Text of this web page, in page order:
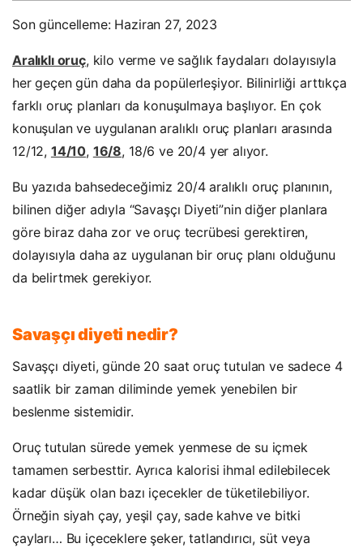
Son güncelleme: Haziran 27, 2023
Aralıklı oruç, kilo verme ve sağlık faydaları dolayısıyla
her geçen gün daha da popülerleşiyor. Bilinirliği arttıkça
farklı oruç planları da konuşulmaya başlıyor. En çok
konuşulan ve uygulanan aralıklı oruç planları arasında
12/12, 14/10, 16/8, 18/6 ve 20/4 yer alıyor.
Bu yazıda bahsedeceğimiz 20/4 aralıklı oruç planının,
bilinen diğer adıyla “Savaşçı Diyeti”nin diğer planlara
göre biraz daha zor ve oruç tecrübesi gerektiren,
dolayısıyla daha az uygulanan bir oruç planı olduğunu
da belirtmek gerekiyor.
Savaşçı diyeti nedir?
Savaşçı diyeti, günde 20 saat oruç tutulan ve sadece 4
saatlik bir zaman diliminde yemek yenebilen bir
beslenme sistemidir.
Oruç tutulan sürede yemek yenmese de su içmek
tamamen serbesttir. Ayrıca kalorisi ihmal edilebilecek
kadar düşük olan bazı içecekler de tüketilebiliyor.
Örneğin siyah çay, yeşil çay, sade kahve ve bitki
çayları… Bu içeceklere şeker, tatlandırıcı, süt veya